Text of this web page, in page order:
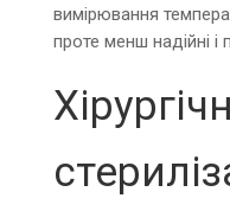
вимірювання
проте менш надійні